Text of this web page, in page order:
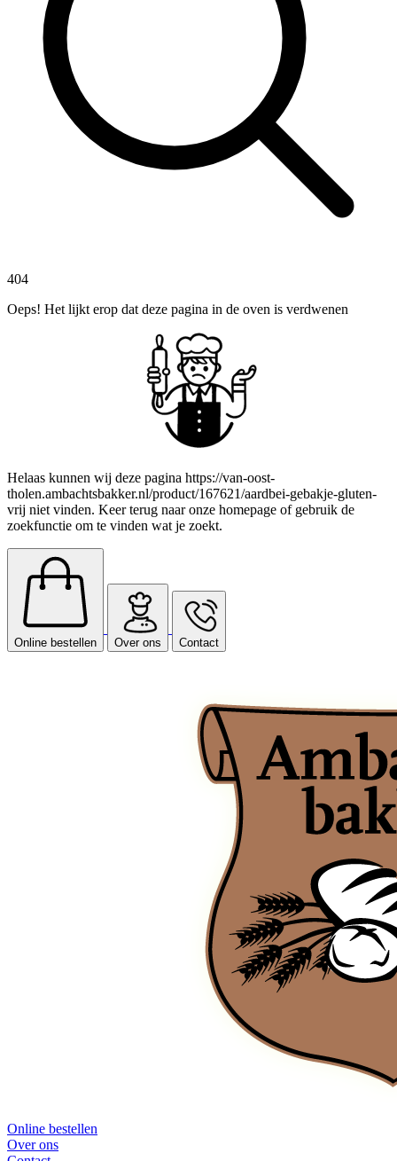
404
Oeps! Het lijkt erop dat deze pagina in de oven is verdwenen
Helaas kunnen wij deze pagina https://van-oost-
tholen.ambachtsbakker.nl/product/167621/aardbei-gebakje-gluten-
vrij niet vinden. Keer terug naar onze homepage of gebruik de
zoekfunctie om te vinden wat je zoekt.
Online bestellen Over ons Contact
Online bestellen
Over ons